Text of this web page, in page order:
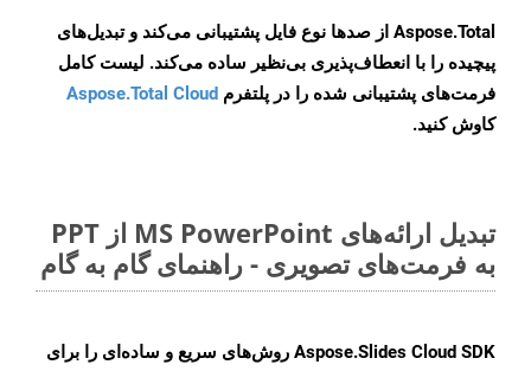
Aspose.Total از صدها نوع فایل پشتیبانی می‌کند و تبدیل‌های
پیچیده را با انعطاف‌پذیری بی‌نظیر ساده می‌کند. لیست کامل
فرمت‌های پشتیبانی شده را در پلتفرم Aspose.Total Cloud
کاوش کنید.
تبدیل ارائه‌های MS PowerPoint از PPT
به فرمت‌های تصویری - راهنمای گام به گام
Aspose.Slides Cloud SDK روش‌های سریع و ساده‌ای را برای